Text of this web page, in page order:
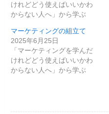
けれどどう使えばいいかわ
からない人へ」から学ぶ
マーケティングの組立て
2025年6月25日
「マーケティングを学んだ
けれどどう使えばいいかわ
からない人へ」から学ぶ